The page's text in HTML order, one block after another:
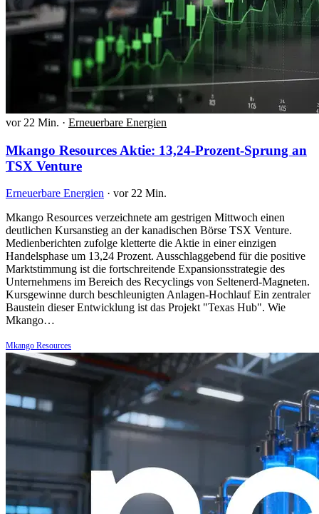
vor 22 Min. · Erneuerbare Energien
Mkango Resources Aktie: 13,24-Prozent-Sprung an
TSX Venture
Erneuerbare Energien · vor 22 Min.
Mkango Resources verzeichnete am gestrigen Mittwoch einen
deutlichen Kursanstieg an der kanadischen Börse TSX Venture.
Medienberichten zufolge kletterte die Aktie in einer einzigen
Handelsphase um 13,24 Prozent. Ausschlaggebend für die positive
Marktstimmung ist die fortschreitende Expansionsstrategie des
Unternehmens im Bereich des Recyclings von Seltenerd-Magneten.
Kursgewinne durch beschleunigten Anlagen-Hochlauf Ein zentraler
Baustein dieser Entwicklung ist das Projekt "Texas Hub". Wie
Mkango…
Mkango Resources